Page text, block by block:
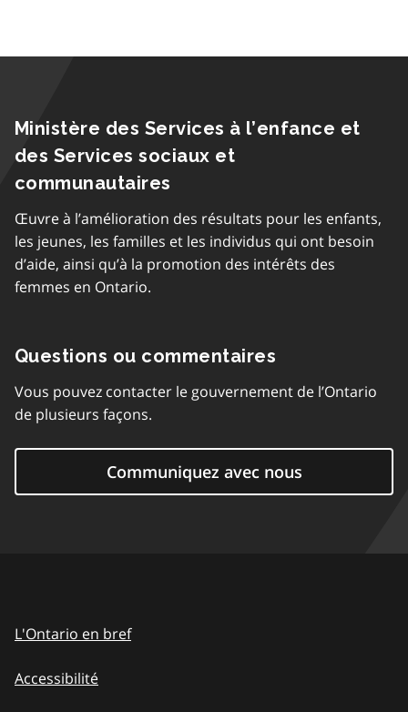
Ministère des Services à l’enfance et
des Services sociaux et
communautaires
Œuvre à l’amélioration des résultats pour les enfants,
les jeunes, les familles et les individus qui ont besoin
d’aide, ainsi qu’à la promotion des intérêts des
femmes en Ontario.
Questions ou commentaires
Vous pouvez contacter le gouvernement de l’Ontario
de plusieurs façons.
Communiquez avec nous
L'Ontario en bref
Accessibilité